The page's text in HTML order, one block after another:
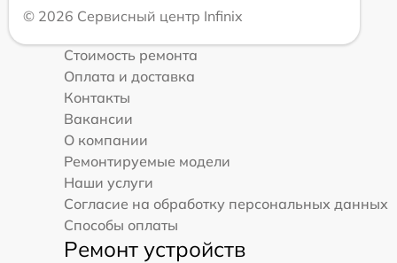
© 2026 Сервисный центр Infinix
Стоимость ремонта
Оплата и доставка
Контакты
Вакансии
О компании
Ремонтируемые модели
Наши услуги
Согласие на обработку персональных данных
Способы оплаты
Ремонт устройств